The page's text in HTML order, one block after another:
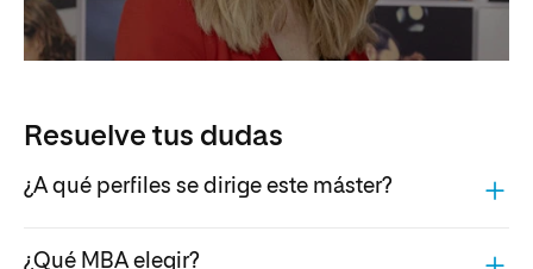
Resuelve tus dudas
¿A qué perfiles se dirige este máster?
¿Qué MBA elegir?